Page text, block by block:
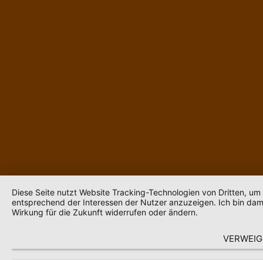
Diese Seite nutzt Website Tracking-Technologien von Dritten,
entsprechend der Interessen der Nutzer anzuzeigen. Ich bin
Wirkung für die Zukunft widerrufen oder ändern.